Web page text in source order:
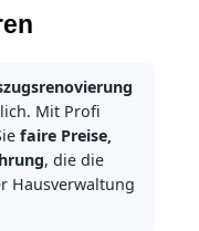
Mit Profi
faire Preise,
, die die
Hausverwaltung